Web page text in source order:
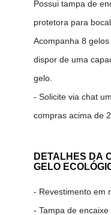
Possui tampa de
protetora para
Acompanha 8
dispor de uma
gelo.
- Solicite via chat
compras acima de
DETALHES DA
GELO
- Revestimento em
- Tampa de